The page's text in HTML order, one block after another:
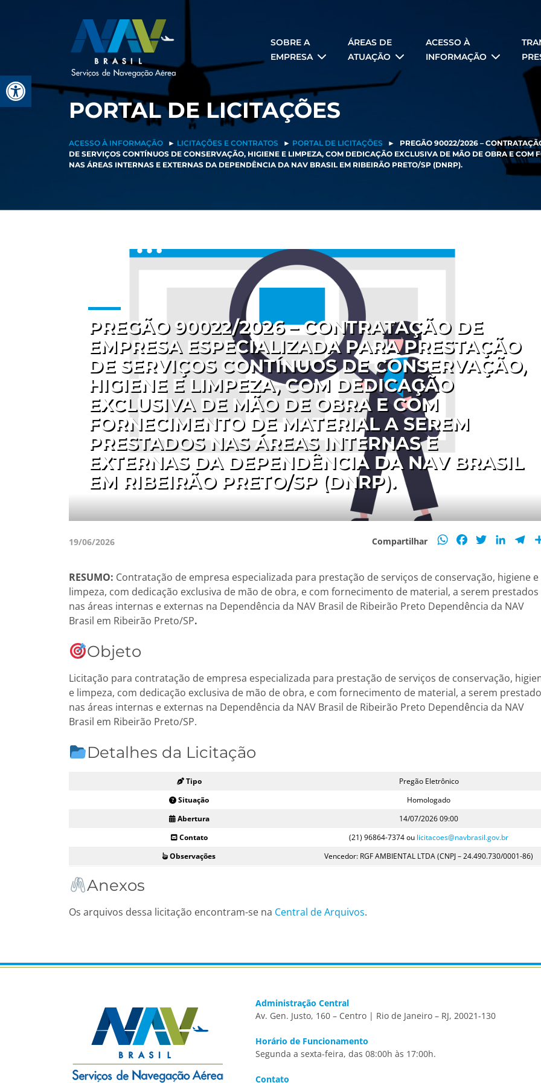
Barra de Ferramentas Aberta
SOBRE A
EMPRESA
ÁREAS DE
ATUAÇÃO
ACESSO À
INFORMAÇÃO
PORTAL DE LICITAÇÕES
ACESSO À INFORMAÇÃO ► LICITAÇÕES E CONTRATOS ► PORTAL DE LICITAÇÕES ►
PREGÃO 90022/2026 –
DE SERVIÇOS CONTÍNUOS DE CONSERVAÇÃO, HIGIENE E LIMPEZA, COM DEDICAÇÃO EXCLUSIVA DE MÃO DE OBRA E COM
NAS ÁREAS INTERNAS E EXTERNAS DA DEPENDÊNCIA DA NAV BRASIL EM RIBEIRÃO PRETO/SP (DNRP).
PREGÃO 90022/2026 – CONTRATAÇÃO DE
EMPRESA ESPECIALIZADA PARA PRESTAÇÃO
DE SERVIÇOS CONTÍNUOS DE CONSERVAÇÃO,
HIGIENE E LIMPEZA, COM DEDICAÇÃO
EXCLUSIVA DE MÃO DE OBRA E COM
FORNECIMENTO DE MATERIAL A SEREM
PRESTADOS NAS ÁREAS INTERNAS E
EXTERNAS DA DEPENDÊNCIA DA NAV BRASIL
EM RIBEIRÃO PRETO/SP (DNRP).
19/06/2026 Compartilhar WhatsApp
FacebookTwitter
RESUMO: Contratação de empresa especializada para prestação de serviços de conservação, higiene e
limpeza, com dedicação exclusiva de mão de obra, e com fornecimento de material, a serem prestados
nas áreas internas e externas na Dependência da NAV Brasil de Ribeirão Preto Dependência da NAV
Brasil em Ribeirão Preto/SP.
Objeto
Licitação para contratação de empresa especializada para prestação de serviços de conservação,
e limpeza, com dedicação exclusiva de mão de obra, e com fornecimento de material, a serem
nas áreas internas e externas na Dependência da NAV Brasil de Ribeirão Preto Dependência da NAV
Brasil em Ribeirão Preto/SP.
Detalhes da Licitação
Tipo
Pregão Eletrônico
Situação
Homologado
Abertura
14/07/2026 09:00
Contato
(21) 96864-7374 ou licitacoes@navbrasil.gov.br
Observações
Vencedor: RGF AMBIENTAL LTDA (CNPJ – 24.490.730/0001-86)
Anexos
Os arquivos dessa licitação encontram-se na Central de Arquivos.
Administração Central
Av. Gen. Justo, 160 – Centro | Rio de Janeiro – RJ, 20021-130
Horário de Funcionamento
Segunda a sexta-feira, das 08:00h às 17:00h.
Contato